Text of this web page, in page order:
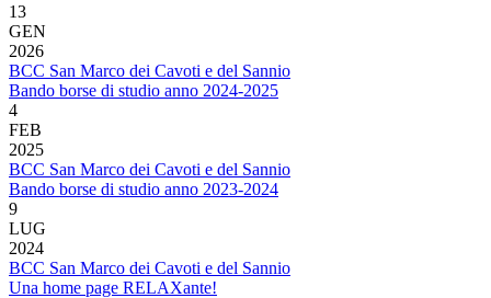
13
GEN
2026
BCC San Marco dei Cavoti e del Sannio
Bando borse di studio anno 2024-2025
4
FEB
2025
BCC San Marco dei Cavoti e del Sannio
Bando borse di studio anno 2023-2024
9
LUG
2024
BCC San Marco dei Cavoti e del Sannio
Una home page RELAXante!